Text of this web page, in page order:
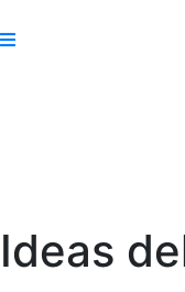
Ideas